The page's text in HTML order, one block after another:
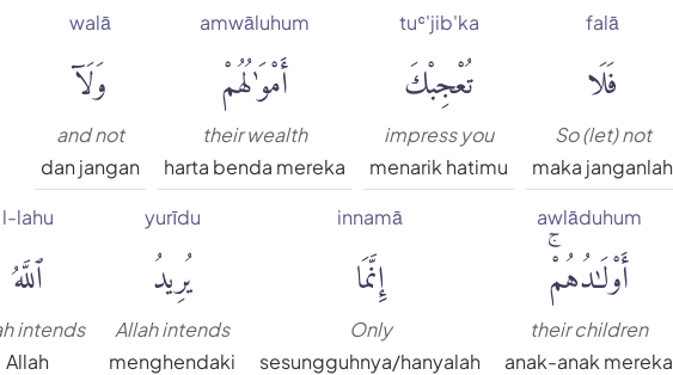
falā
فَلَا
So (let) not
maka janganlah
tuʿ'jib'ka
تُعْجِبْكَ
impress you
menarik hatimu
amwāluhum
أَمْوَٰلُهُمْ
their wealth
harta benda mereka
walā
وَلَآ
and not
dan jangan
awlāduhum
أَوْلَٰدُهُمْۚ
their children
anak-anak mereka
innamā
إِنَّمَا
Only
sesungguhnya/hanyalah
yurīdu
يُرِيدُ
Allah intends
menghendaki
l-lahu
ٱللَّهُ
intends
Allah